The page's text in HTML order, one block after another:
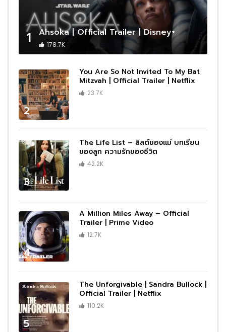
1 Ahsoka | Official Trailer | Disney+
178.7K
2
You Are So Not Invited To My Bat
Mitzvah | Official Trailer | Netflix
23.7K
3
The Life List – ลิสต์ของแม่ บทเรียน
ของลูก ความรักของชีวิต
42.2K
4
A Million Miles Away – Official
Trailer | Prime Video
12.7K
5
The Unforgivable | Sandra Bullock |
Official Trailer | Netflix
110.2K